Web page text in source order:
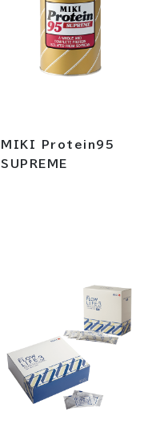
MIKI Protein95
SUPREME